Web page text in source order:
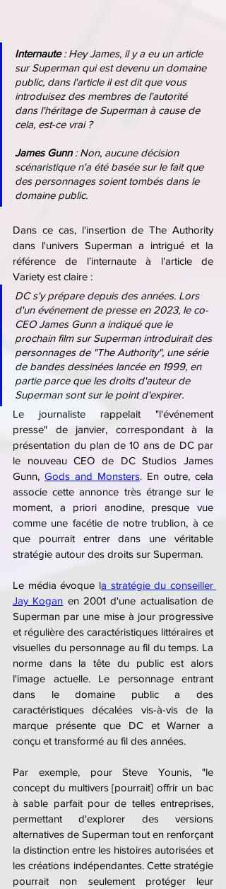
Internaute : Hey James, il y a eu un article
sur Superman qui est devenu un domaine
public, dans l'article il est dit que vous
introduisez des membres de l'autorité
dans l'héritage de Superman à cause de
cela, est-ce vrai ?
James Gunn : Non, aucune décision
scénaristique n'a été basée sur le fait que
des personnages soient tombés dans le
domaine public.
Dans ce cas, l'insertion de The Authority
dans l'univers Superman a intrigué et la
référence de l'internaute à l'article de
Variety est claire :
DC s'y prépare depuis des années. Lors
d'un événement de presse en 2023, le co-
CEO James Gunn a indiqué que le
prochain film sur Superman introduirait des
personnages de "The Authority", une série
de bandes dessinées lancée en 1999, en
partie parce que les droits d'auteur de
Superman sont sur le point d'expirer.
Le journaliste rappelait "l'événement
presse" de janvier, correspondant à la
présentation du plan de 10 ans de DC par
le nouveau CEO de DC Studios James
Gunn, Gods and Monsters. En outre, cela
associe cette annonce très étrange sur le
moment, a priori anodine, presque vue
comme une facétie de notre trublion, à ce
que pourrait entrer dans une véritable
stratégie autour des droits sur Superman.
Le média évoque la stratégie du conseiller
Jay Kogan en 2001 d'une actualisation de
Superman par une mise à jour progressive
et régulière des caractéristiques littéraires et
visuelles du personnage au fil du temps. La
norme dans la tête du public est alors
l'image actuelle. Le personnage entrant
dans le domaine public a des
caractéristiques décalées vis-à-vis de la
marque présente que DC et Warner a
conçu et transformé au fil des années.
Par exemple, pour Steve Younis, "le
concept du multivers [pourrait] offrir un bac
à sable parfait pour de telles entreprises,
permettant d'explorer des versions
alternatives de Superman tout en renforçant
la distinction entre les histoires autorisées et
les créations indépendantes. Cette stratégie
pourrait non seulement protéger leur